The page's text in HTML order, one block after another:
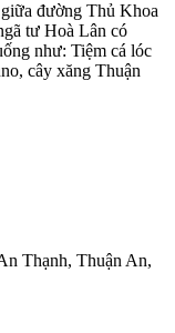
đường Thủ Khoa
tư Hoà Lân có
như: Tiệm cá lóc
cây xăng Thuận
Thạnh, Thuận An,